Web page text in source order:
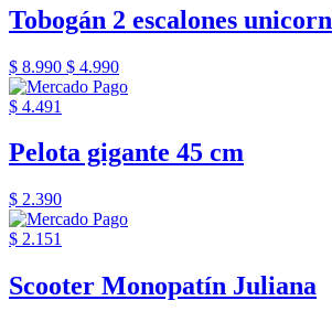
Tobogán 2 escalones
$ 8.990 $ 4.990
$ 4.491
Pelota gigante 45 cm
$ 2.390
$ 2.151
Scooter Monopatín Juliana